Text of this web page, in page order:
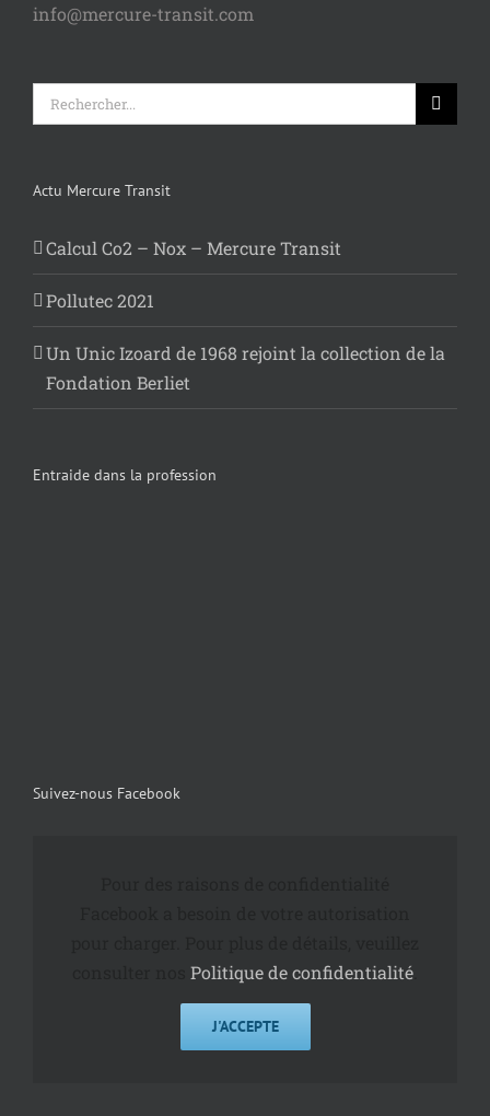
info@mercure-transit.com
Rechercher:
Actu Mercure Transit
Calcul Co2 – Nox – Mercure Transit
Pollutec 2021
Un Unic Izoard de 1968 rejoint la collection de la
Fondation Berliet
Entraide dans la profession
Suivez-nous Facebook
Politique de confidentialité
J'ACCEPTE